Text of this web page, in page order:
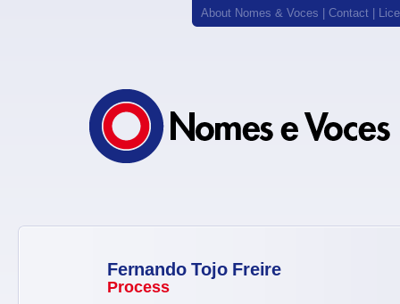
About Nomes & Voces Contact
Fernando Tojo Freire
Process